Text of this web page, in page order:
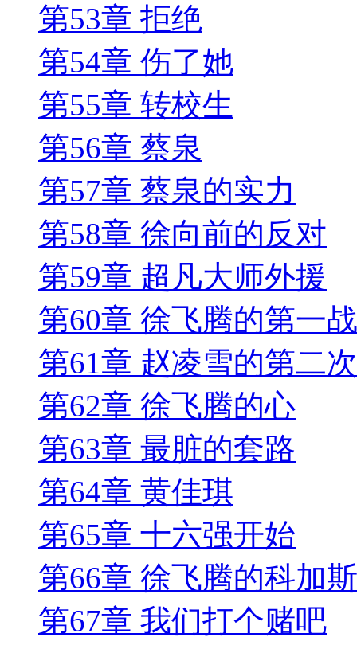
第53章 拒绝
第54章 伤了她
第55章 转校生
第56章 蔡泉
第57章 蔡泉的实力
第58章 徐向前的反对
第59章 超凡大师外援
第60章 徐飞腾的第一战
第61章 赵凌雪的第二
第62章 徐飞腾的心
第63章 最脏的套路
第64章 黄佳琪
第65章 十六强开始
第66章 徐飞腾的科加斯
第67章 我们打个赌吧